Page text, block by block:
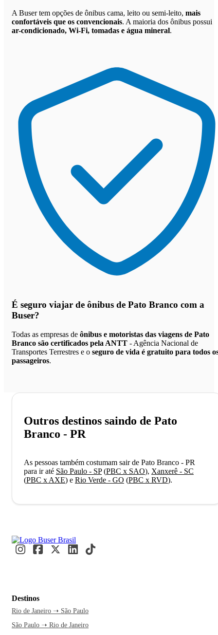
A Buser tem opções de ônibus cama, leito ou semi-leito, mais
confortáveis que os convencionais. A maioria dos ônibus possui
ar-condicionado, Wi-Fi, tomadas e água mineral.
É seguro viajar de ônibus de Pato Branco com a
Buser?
Todas as empresas de ônibus e motoristas das viagens de Pato
Branco são certificados pela ANTT - Agência Nacional de
Transportes Terrestres e o seguro de vida é gratuito para todos
passageiros.
Outros destinos saindo de Pato
Branco - PR
As pessoas também costumam sair de Pato Branco - PR
para ir até São Paulo - SP(PBC x SAO), Xanxerê - SC
(PBC x AXE) e Rio Verde - GO (PBC x RVD).
Destinos
Rio de Janeiro ➝ São Paulo
São Paulo ➝ Rio de Janeiro